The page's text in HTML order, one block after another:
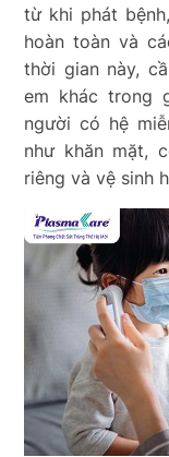
từ khi phát
hoàn toàn và
thời gian này,
em khác trong
người có hệ
như khăn mặt,
riêng và vệ sinh